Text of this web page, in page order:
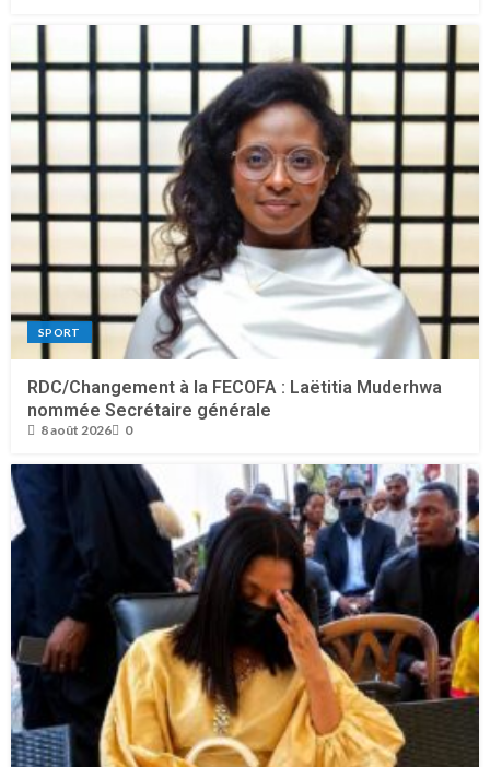
SPORT
RDC/Changement à la FECOFA : Laëtitia Muderhwa
nommée Secrétaire générale
8 août 2026 0